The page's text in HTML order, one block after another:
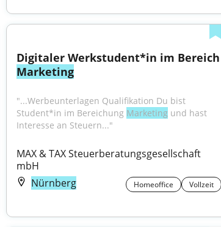
Marketing
"...Werbeunterlagen Qualifikation Du bist
Student*in im Bereichung Marketing und hast
Interesse an Steuern..."
MAX & TAX Steuerberatungsgesellschaft
mbH
Nürnberg
Homeoffice Vollzeit